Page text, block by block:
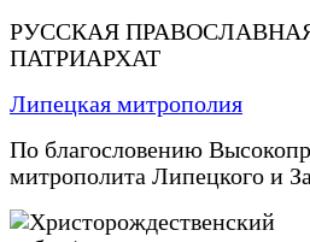
РУССКАЯ
ПАТРИАРХАТ
Липецкая митрополия
По благословению
митрополита Липецкого и